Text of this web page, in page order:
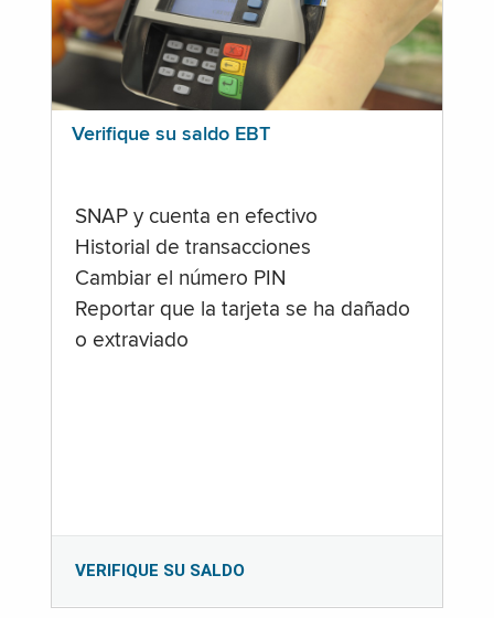
Verifique su saldo EBT
SNAP y cuenta en efectivo
Historial de transacciones
Cambiar el número PIN
Reportar que la tarjeta se ha dañado
o extraviado
VERIFIQUE SU SALDO